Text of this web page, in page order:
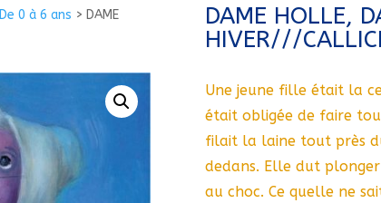
De 0 à 6 ans > DAME
DAME HOLLE,
HIVER///
Une jeune fille était la
était obligée de faire
filait la laine tout près
dedans. Elle dut
au choc. Ce quelle ne